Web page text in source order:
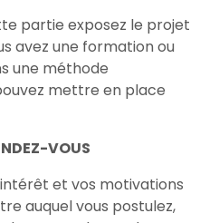
partie exposez le projet
avez une formation ou
une méthode
mettre en place
VOUS
et vos motivations
auquel vous postulez,